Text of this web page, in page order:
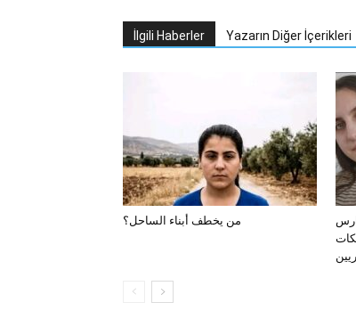
İlgili Haberler Yazarın Diğer İçerikleri
من يخطف أبناء الساحل؟